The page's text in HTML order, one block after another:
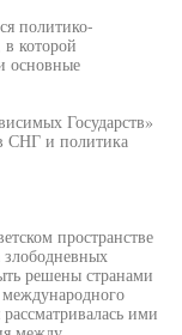
политико-
которой
основные
Государств»
СНГ и политика
пространстве
решены странами
ими